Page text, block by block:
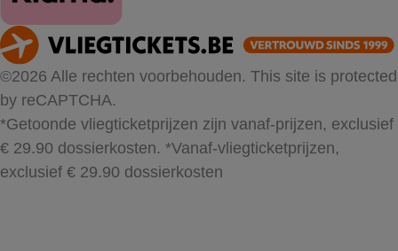
©2026 Alle rechten voorbehouden. This site is protected
by reCAPTCHA.
*Getoonde vliegticketprijzen zijn vanaf-prijzen, exclusief
€ 29.90 dossierkosten. *Vanaf-vliegticketprijzen,
exclusief € 29.90 dossierkosten